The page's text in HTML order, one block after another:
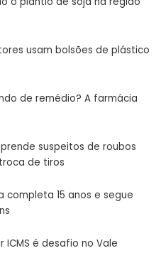
usam bolsões de plástico
de remédio? A farmácia
suspeitos de roubos
de tiros
completa 15 anos e segue
ICMS é desafio no Vale